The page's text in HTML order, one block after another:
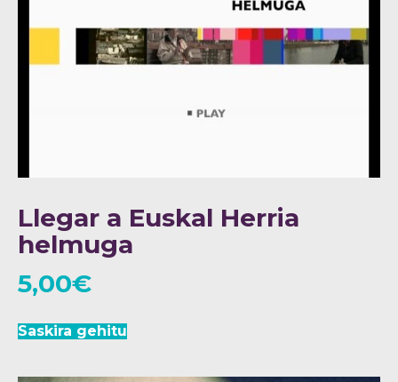
Llegar a Euskal Herria
helmuga
5,00€
Saskira gehitu